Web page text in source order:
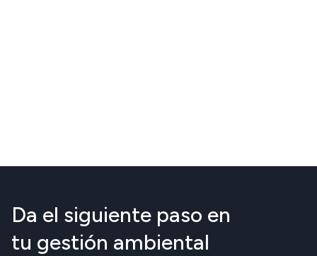
Da el siguiente paso en
tu gestión ambiental